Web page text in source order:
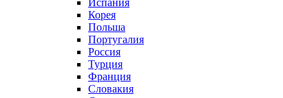
Испания
Корея
Польша
Португалия
Россия
Турция
Франция
Словакия